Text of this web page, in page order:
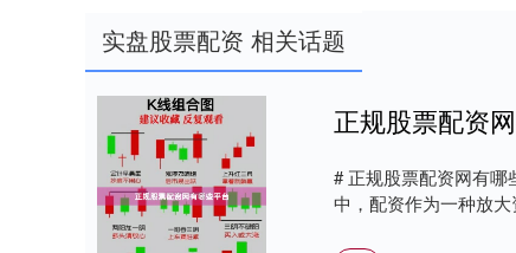
实盘股票配资 相关话题
正规股票配资
# 正规股票配资网有哪
中，配资作为一种放